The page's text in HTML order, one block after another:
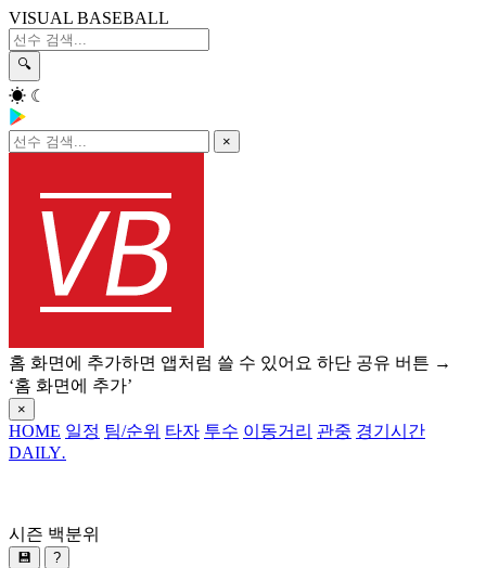
VISUAL BASEBALL
🔍
☀ ☾
×
홈 화면에 추가하면 앱처럼 쓸 수 있어요 하단 공유 버튼 →
‘홈 화면에 추가’
×
HOME 일정 팀/순위 타자 투수 이동거리 관중 경기시간
DAILY.
시즌 백분위
💾 ?